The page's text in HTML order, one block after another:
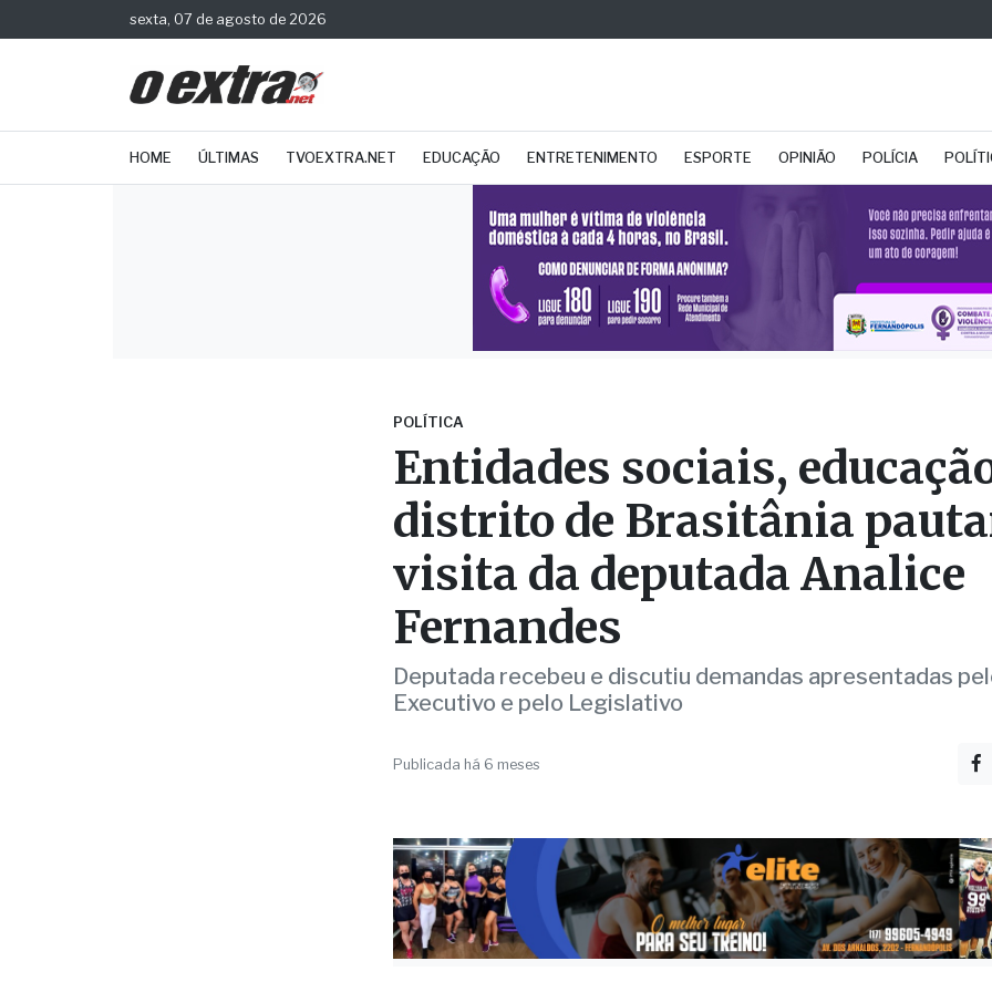
sexta, 07 de agosto de 2026
HOME ÚLTIMAS TVOEXTRA.NET EDUCAÇÃO ENTRETENIMENTO ESPORTE OPINIÃO POLÍCIA
Entidades sociais,
distrito de Brasitânia
visita da deputada Analice
Fernandes
Deputada recebeu e discutiu demandas apresentadas
Executivo e pelo Legislativo